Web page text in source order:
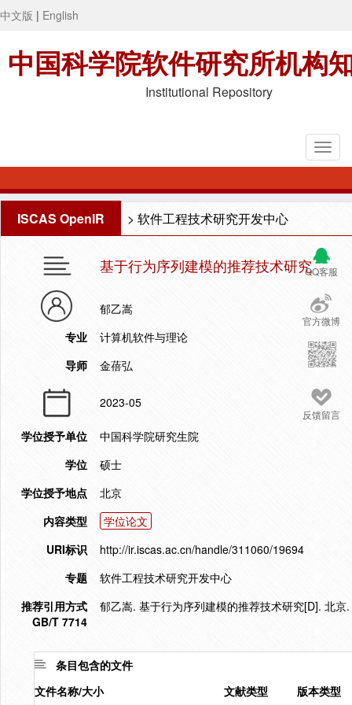
中文版 | English
中国科学院软件研究所机构
Institutional Repository
ISCAS OpenIR > 软件工程技术研究开发中心
QQ客服
官方微博
反馈留言
基于行为序列建模的推荐技术研究
郁乙嵩
专业
计算机软件与理论
导师
金蓓弘
2023-05
学位授予单位
中国科学院研究生院
学位
硕士
学位授予地点
北京
内容类型
学位论文
URI标识
http://ir.iscas.ac.cn/handle/311060/19694
专题
软件工程技术研究开发中心
推荐引用方式
GB/T 7714
郁乙嵩. 基于行为序列建模的推荐技术研究[D]. 北
条目包含的文件
文件名称/大小
文献类型 版本类型